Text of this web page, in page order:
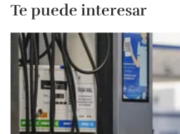
Te puede interesar